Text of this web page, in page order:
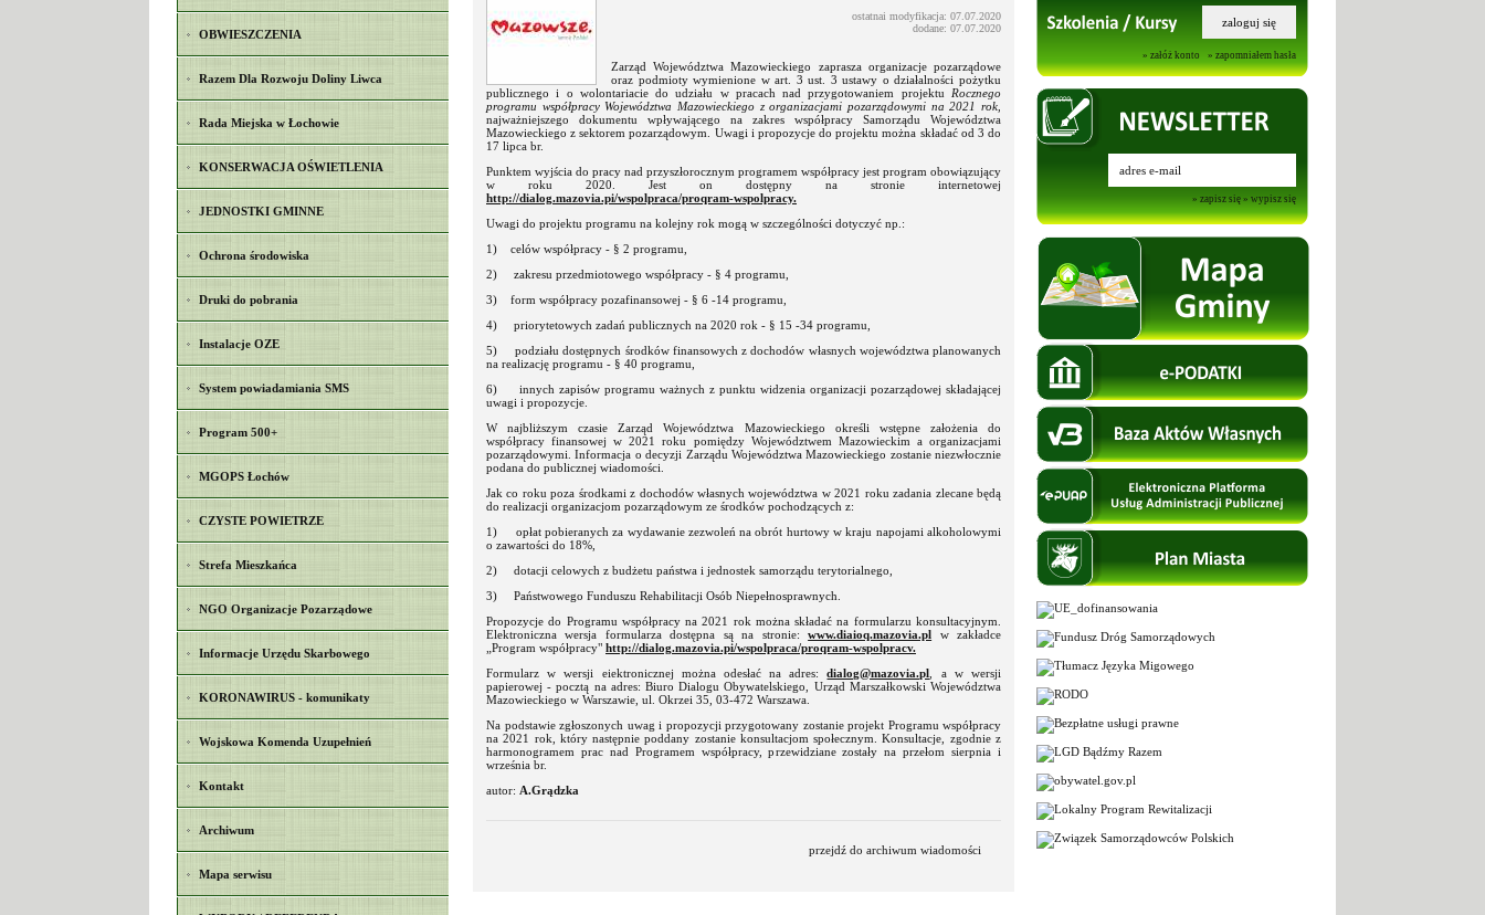
OBWIESZCZENIA
Razem Dla Rozwoju Doliny Liwca
Rada Miejska w Łochowie
KONSERWACJA OŚWIETLENIA
JEDNOSTKI GMINNE
Ochrona środowiska
Druki do pobrania
Instalacje OZE
System powiadamiania SMS
Program 500+
MGOPS Łochów
CZYSTE POWIETRZE
Strefa Mieszkańca
NGO Organizacje Pozarządowe
Informacje Urzędu Skarbowego
KORONAWIRUS - komunikaty
Wojskowa Komenda Uzupełnień
Kontakt
Archiwum
Mapa serwisu
ostatnai modyfikacja: 07.07.2020
dodane: 07.07.2020
Zarząd Województwa Mazowieckiego zaprasza organizacje pozarządowe
oraz podmioty wymienione w art. 3 ust. 3 ustawy o działalności pożytku
publicznego i o wolontariacie do udziału w pracach nad przygotowaniem projektu Rocznego
programu współpracy Województwa Mazowieckiego z organizacjami pozarządowymi na 2021 rok,
najważniejszego dokumentu wpływającego na zakres współpracy Samorządu Województwa
Mazowieckiego z sektorem pozarządowym. Uwagi i propozycje do projektu można składać od 3 do
17 lipca br.
Punktem wyjścia do pracy nad przyszłorocznym programem współpracy jest program obowiązujący
w roku 2020. Jest on dostępny na stronie internetowej
http://dialog.mazovia.pi/wspolpraca/proqram-wspolpracy.
Uwagi do projektu programu na kolejny rok mogą w szczególności dotyczyć np.:
1) celów współpracy - § 2 programu,
2) zakresu przedmiotowego współpracy - § 4 programu,
3) form współpracy pozafinansowej - § 6 -14 programu,
4) priorytetowych zadań publicznych na 2020 rok - § 15 -34 programu,
5) podziału dostępnych środków finansowych z dochodów własnych województwa planowanych
na realizację programu - § 40 programu,
6) innych zapisów programu ważnych z punktu widzenia organizacji pozarządowej składającej
uwagi i propozycje.
W najbliższym czasie Zarząd Województwa Mazowieckiego określi wstępne założenia do
współpracy finansowej w 2021 roku pomiędzy Województwem Mazowieckim a organizacjami
pozarządowymi. Informacja o decyzji Zarządu Województwa Mazowieckiego zostanie niezwłocznie
podana do publicznej wiadomości.
Jak co roku poza środkami z dochodów własnych województwa w 2021 roku zadania zlecane będą
do realizacji organizacjom pozarządowym ze środków pochodzących z:
1) opłat pobieranych za wydawanie zezwoleń na obrót hurtowy w kraju napojami alkoholowymi
o zawartości do 18%,
2) dotacji celowych z budżetu państwa i jednostek samorządu terytorialnego,
3) Państwowego Funduszu Rehabilitacji Osób Niepełnosprawnych.
Propozycje do Programu współpracy na 2021 rok można składać na formularzu konsultacyjnym.
Elektroniczna wersja formularza dostępna są na stronie:www.diaioq.mazovia.pl w zakładce
„Program współpracy" http://dialog.mazovia.pi/wspolpraca/proqram-wspolpracv.
Formularz w wersji eiektronicznej można odesłać na adres:dialog@mazovia.pl , a w wersji
papierowej - pocztą na adres: Biuro Dialogu Obywatelskiego, Urząd Marszałkowski Województwa
Mazowieckiego w Warszawie, ul. Okrzei 35, 03-472 Warszawa.
Na podstawie zgłoszonych uwag i propozycji przygotowany zostanie projekt Programu współpracy
na 2021 rok, który następnie poddany zostanie konsultacjom społecznym. Konsultacje, zgodnie z
harmonogramem prac nad Programem współpracy, przewidziane zostały na przełom sierpnia i
września br.
autor: A.Grądzka
przejdź do archiwum wiadomości
» załóż konto » zapomniałem hasła
» zapisz się » wypisz się